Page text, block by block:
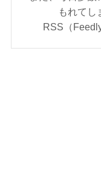
もれてし
RSS（